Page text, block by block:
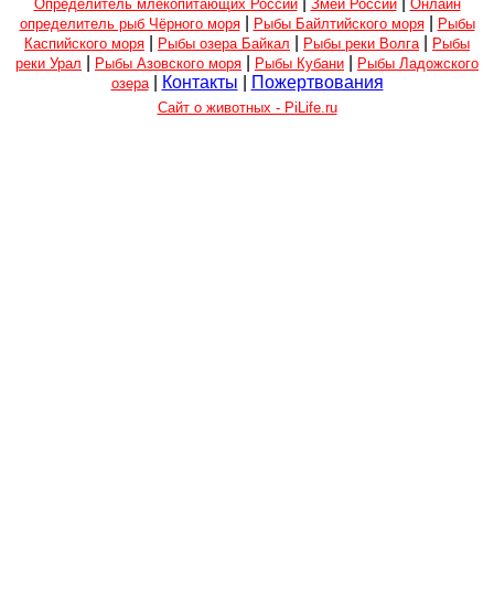
Определитель млекопитающих России Змеи России
Онлайн
определитель рыб Чёрного моря| Рыбы Байлтийского моря|
Рыбы
Каспийского моря
Рыбы озера Байкал Рыбы реки Волга
Рыбы
реки Урал
Рыбы Азовского моря Рыбы Кубани
Рыбы Ладожского
озера| Контакты Пожертвования
Сайт о животных - PiLife.ru